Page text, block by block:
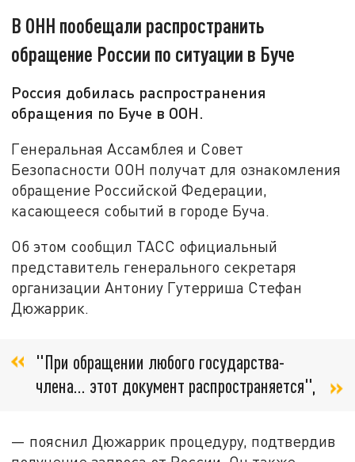
В ОНН пообещали распространить
обращение России по ситуации в Буче
Россия добилась распространения
обращения по Буче в ООН.
Генеральная Ассамблея и Совет
Безопасности ООН получат для ознакомления
обращение Российской Федерации,
касающееся событий в городе Буча.
Об этом сообщил ТАСС официальный
представитель генерального секретаря
организации Антониу Гутерриша Стефан
Дюжаррик.
"При обращении любого государства-
члена... этот документ распространяется",
— пояснил Дюжаррик процедуру, подтвердив